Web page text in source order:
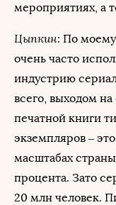
мероприятиях, а
Цыпкин: По
очень часто
индустрию
всего, выходом
печатной книги
экземпляров –
масштабах
процента. Зато
20 млн человек.